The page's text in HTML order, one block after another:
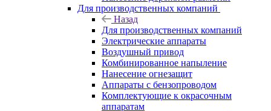
Для производственных компаний
Назад
Для производственных компаний
Электрические аппараты
Воздушный привод
Комбинированное напыление
Нанесение огнезащит
Аппараты с бензопроводом
Комплектующие к окрасочным
аппаратам